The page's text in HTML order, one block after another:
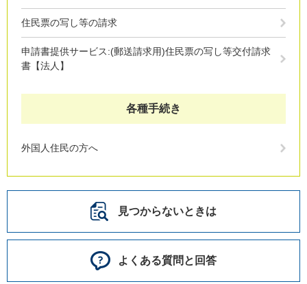
住民票の写し等の請求
申請書提供サービス:(郵送請求用)住民票の写し等交付請求
書【法人】
各種手続き
外国人住民の方へ
見つからないときは
よくある質問と回答